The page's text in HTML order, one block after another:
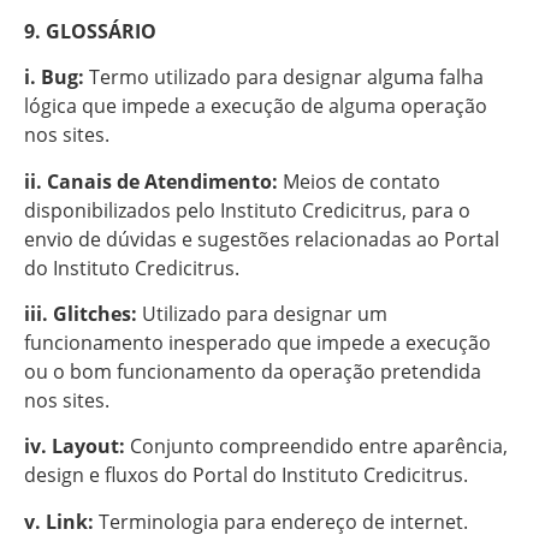
9. GLOSSÁRIO
i. Bug: Termo utilizado para designar alguma falha
lógica que impede a execução de alguma operação
nos sites.
ii. Canais de Atendimento: Meios de contato
disponibilizados pelo Instituto Credicitrus, para o
envio de dúvidas e sugestões relacionadas ao Portal
do Instituto Credicitrus.
iii. Glitches: Utilizado para designar um
funcionamento inesperado que impede a execução
ou o bom funcionamento da operação pretendida
nos sites.
iv. Layout: Conjunto compreendido entre aparência,
design e fluxos do Portal do Instituto Credicitrus.
v. Link: Terminologia para endereço de internet.